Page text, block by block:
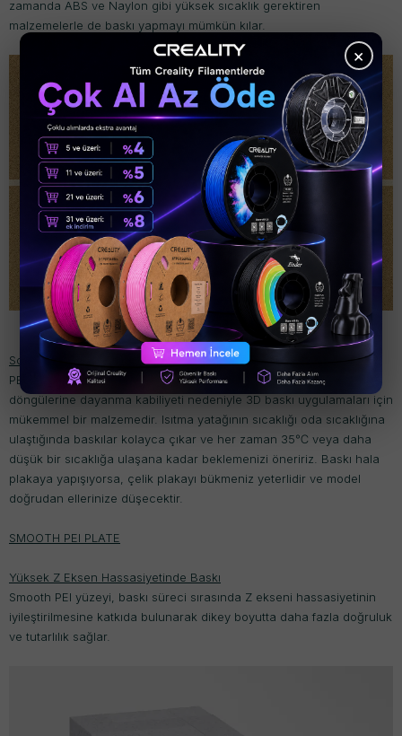
zamanda ABS ve Naylon gibi yüksek sıcaklık gerektiren
malzemelerle de baskı yapmayı mümkün kılar.
Soğutulduğunda Kendiliğinden Çıkarma
PEI, bir yazıcı ısıtma yatağının tekrarlanan ısıtma ve soğutma
döngülerine dayanma kabiliyeti nedeniyle 3D baskı uygulamaları için
mükemmel bir malzemedir. Isıtma yatağının sıcaklığı oda sıcaklığına
ulaştığında baskılar kolayca çıkar ve her zaman 35℃ veya daha
düşük bir sıcaklığa ulaşana kadar beklemenizi öneririz. Baskı hala
plakaya yapışıyorsa, çelik plakayı bükmeniz yeterlidir ve model
doğrudan ellerinize düşecektir.
SMOOTH PEI PLATE
Yüksek Z Eksen Hassasiyetinde Baskı
Smooth PEI yüzeyi, baskı süreci sırasında Z ekseni hassasiyetinin
iyileştirilmesine katkıda bulunarak dikey boyutta daha fazla doğruluk
ve tutarlılık sağlar.
×